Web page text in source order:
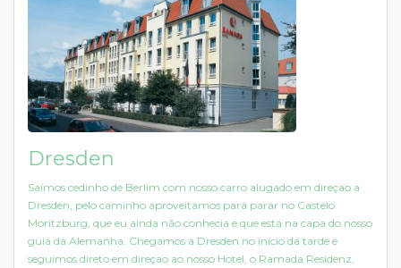
Dresden
Saímos cedinho de Berlim com nosso carro alugado em direçao a
Dresden, pelo caminho aproveitamos para parar no Castelo
Moritzburg, que eu ainda não conhecia e que está na capa do nosso
guia da Alemanha. Chegamos a Dresden no início da tarde e
seguimos direto em direçao ao nosso Hotel, o Ramada Residenz,